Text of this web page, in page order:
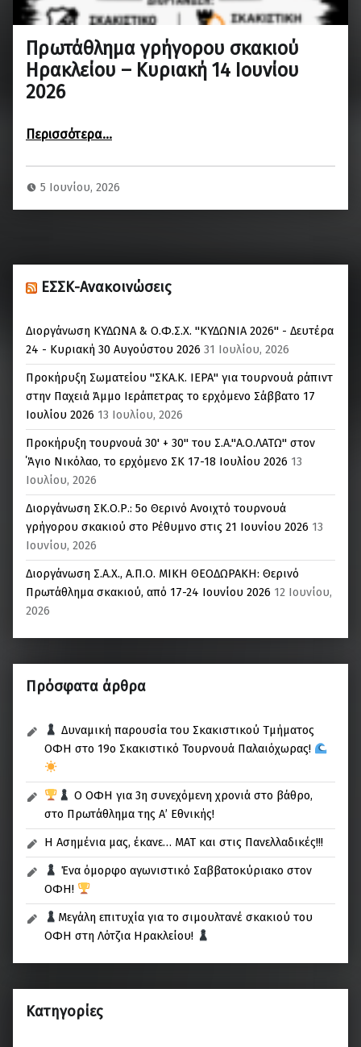
Πρωτάθλημα γρήγορου σκακιού
Ηρακλείου – Κυριακή 14 Ιουνίου
2026
Περισσότερα“Πρωτάθλημα γρήγορου σκακιού Ηρακλείου – Κυριακή 14 Ιουνίου 2026”
…
5 Ιουνίου, 2026
ΕΣΣΚ-Ανακοινώσεις
Διοργάνωση ΚΥΔΩΝΑ & Ο.Φ.Σ.Χ. "ΚΥΔΩΝΙΑ 2026" - Δευτέρα
24 - Κυριακή 30 Αυγούστου 2026 31 Ιουλίου, 2026
Προκήρυξη Σωματείου "ΣΚΑ.Κ. ΙΕΡΑ" για τουρνουά ράπιντ
στην Παχειά Άμμο Ιεράπετρας το ερχόμενο Σάββατο 17
Ιουλίου 2026 13 Ιουλίου, 2026
Προκήρυξη τουρνουά 30' + 30'' του Σ.Α."Α.Ο.ΛΑΤΩ" στον
΄Άγιο Νικόλαο, το ερχόμενο ΣΚ 17-18 Ιουλίου 2026 13
Ιουλίου, 2026
Διοργάνωση ΣΚ.Ο.Ρ.: 5o Θερινό Ανοιχτό τουρνουά
γρήγορου σκακιού στο Ρέθυμνο στις 21 Ιουνίου 2026 13
Ιουνίου, 2026
Διοργάνωση Σ.Α.Χ., Α.Π.Ο. ΜΙΚΗ ΘΕΟΔΩΡΑΚΗ: Θερινό
Πρωτάθλημα σκακιού, από 17-24 Ιουνίου 2026 12 Ιουνίου,
2026
Πρόσφατα άρθρα
Δυναμική παρουσία του Σκακιστικού Τμήματος
ΟΦΗ στο 19ο Σκακιστικό Τουρνουά Παλαιόχωρας!
Ο ΟΦΗ για 3η συνεχόμενη χρονιά στο βάθρο,
στο Πρωτάθλημα της Α’ Εθνικής!
Η Ασημένια μας, έκανε… ΜΑΤ και στις Πανελλαδικές!!!
Ένα όμορφο αγωνιστικό Σαββατοκύριακο στον
ΟΦΗ!
Μεγάλη επιτυχία για το σιμουλτανέ σκακιού του
ΟΦΗ στη Λότζια Ηρακλείου!
Kατηγορίες